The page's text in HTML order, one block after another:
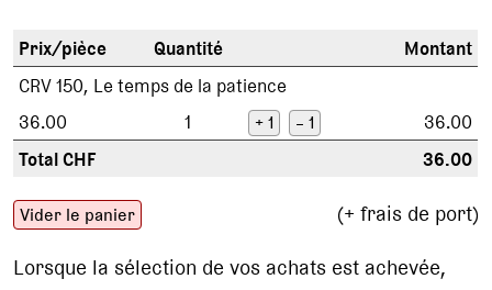
Prix/pièce Quantité
Montant
CRV 150, Le temps de la patience
36.00
1 + 1 – 1
36.00
Total CHF
36.00
(+ frais de port)
Vider le panier
Lorsque la sélection de vos achats est achevée,